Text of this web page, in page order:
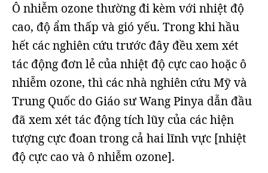
Ô nhiễm ozone thường đi kèm với nhiệt độ
cao, độ ẩm thấp và gió yếu. Trong khi hầu
hết các nghiên cứu trước đây đều xem xét
tác động đơn lẻ của nhiệt độ cực cao hoặc ô
nhiễm ozone, thì các nhà nghiên cứu Mỹ và
Trung Quốc do Giáo sư Wang Pinya dẫn đầu
đã xem xét tác động tích lũy của các hiện
tượng cực đoan trong cả hai lĩnh vực [nhiệt
độ cực cao và ô nhiễm ozone].